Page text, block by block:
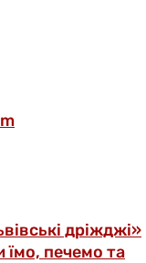
дріжджі»
печемо та